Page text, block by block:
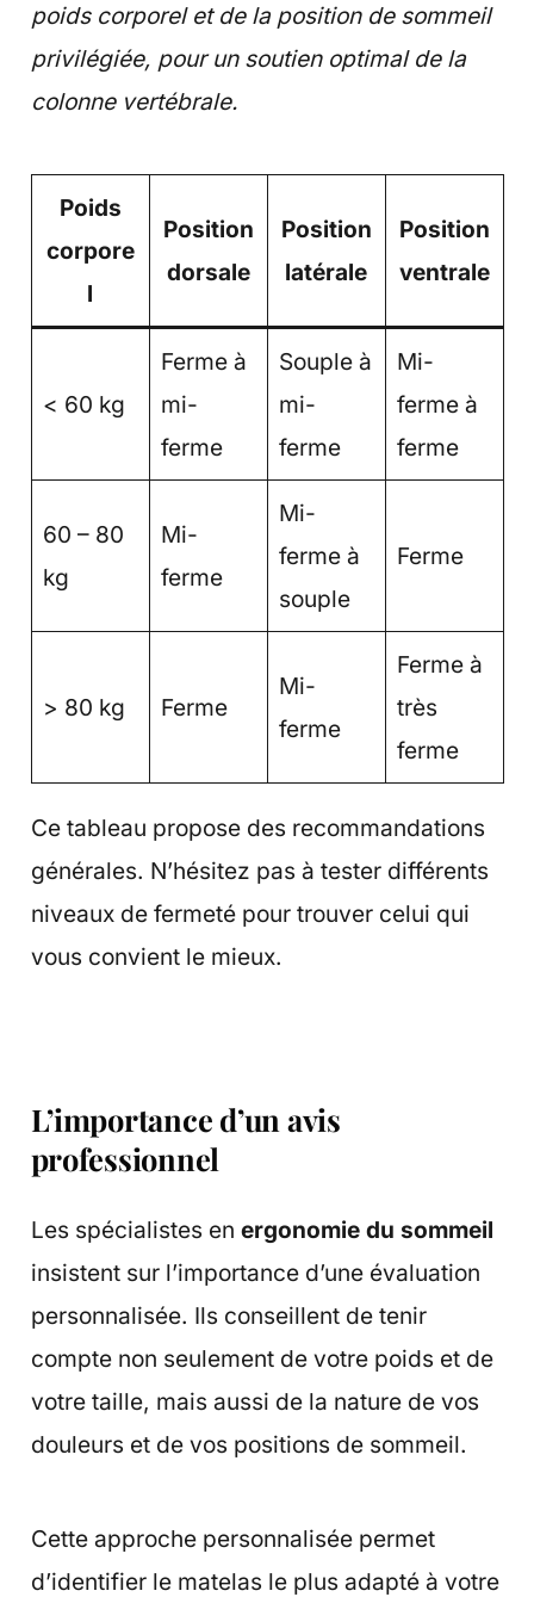
poids corporel et de la position de sommeil
privilégiée, pour un soutien optimal de la
colonne vertébrale.
Poids
corpore
l
Position
dorsale
Position
latérale
Position
ventrale
< 60 kg
Ferme à
mi-
ferme
Souple à
mi-
ferme
Mi-
ferme à
ferme
60 – 80
kg
Mi-
ferme
Mi-
ferme à
souple
Ferme
> 80 kg Ferme
Mi-
ferme
Ferme à
très
ferme
Ce tableau propose des recommandations
générales. N’hésitez pas à tester différents
niveaux de fermeté pour trouver celui qui
vous convient le mieux.
L’importance d’un avis
professionnel
Les spécialistes en ergonomie du sommeil
insistent sur l’importance d’une évaluation
personnalisée. Ils conseillent de tenir
compte non seulement de votre poids et de
votre taille, mais aussi de la nature de vos
douleurs et de vos positions de sommeil.
Cette approche personnalisée permet
d’identifier le matelas le plus adapté à votre